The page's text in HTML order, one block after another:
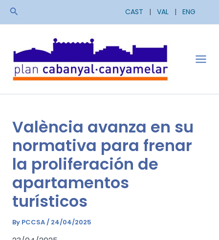
SkipSearch CAST | VAL | ENG
València avanza en su
normativa para frenar
la proliferación de
apartamentos
turísticos
By PCCSA/ 24/04/2025